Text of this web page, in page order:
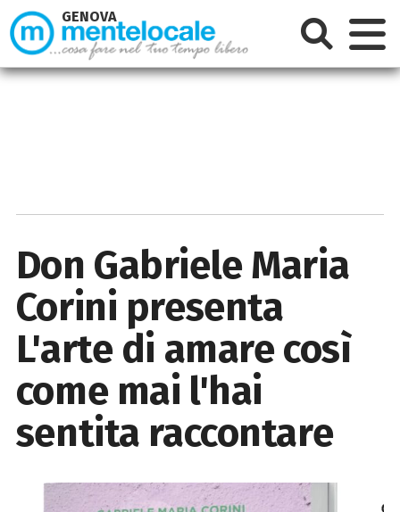
Don Gabriele Maria
Corini presenta
L'arte di amare così
come mai l'hai
sentita raccontare
GENOVA